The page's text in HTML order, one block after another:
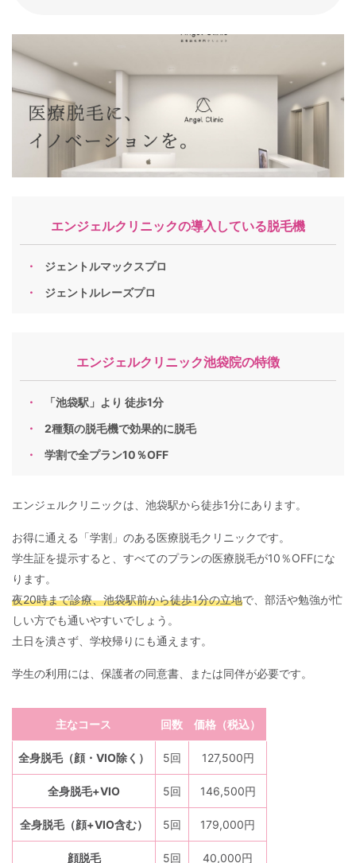
エンジェルクリニックの導入している脱毛機
ジェントルマックスプロ
ジェントルレーズプロ
エンジェルクリニック池袋院の特徴
「池袋駅」より 徒歩1分
2種類の脱毛機で効果的に脱毛
学割で全プラン10％OFF
エンジェルクリニックは、池袋駅から徒歩1分にあります。
お得に通える「学割」のある医療脱毛クリニックです。
学生証を提示すると、すべてのプランの医療脱毛が10％OFFにな
ります。
夜20時まで診療、池袋駅前から徒歩1分の立地で、部活や勉強が忙
しい方でも通いやすいでしょう。
土日を潰さず、学校帰りにも通えます。
学生の利用には、保護者の同意書、または同伴が必要です。
主なコース 回数 価格（税込）
全身脱毛（顔・VIO除く） 5回 127,500円
全身脱毛+VIO 5回 146,500円
全身脱毛（顔+VIO含む） 5回 179,000円
顔脱毛 5回 40,000円